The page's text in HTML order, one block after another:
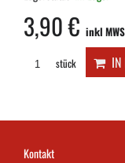
3,90 € inkl
stück IN
Kontakt